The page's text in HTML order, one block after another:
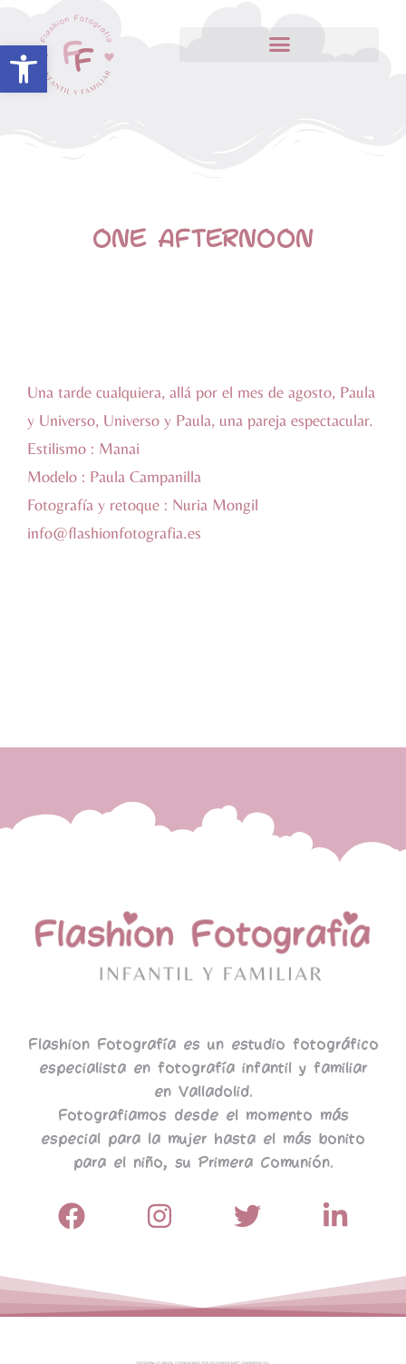
Abrir barra de herramientas
ONE AFTERNOON
Una tarde cualquiera, allá por el mes de agosto, Paula
y Universo, Universo y Paula, una pareja espectacular.
Estilismo : Manai
Modelo : Paula Campanilla
Fotografía y retoque : Nuria Mongil
info@flashionfotografia.es
Flashion Fotografía es un estudio fotográfico
especialista en fotografía infantil y familiar
en Valladolid.
Fotografiamos desde el momento más
especial para la mujer hasta el más bonito
para el niño, su Primera Comunión.